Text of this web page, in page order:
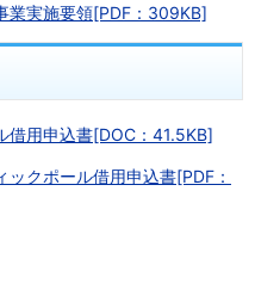
業実施要領[PDF：309KB]
借用申込書[DOC：41.5KB]
ックポール借用申込書[PDF：